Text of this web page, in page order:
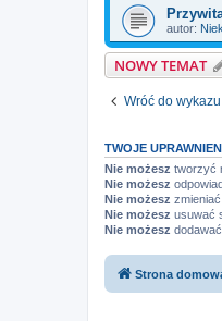
autor:
NOWY TEMAT
Wróć do
TWOJE
Nie możesz tworzyć
Nie możesz
Nie możesz
Nie możesz usuwać
Nie możesz
Strona